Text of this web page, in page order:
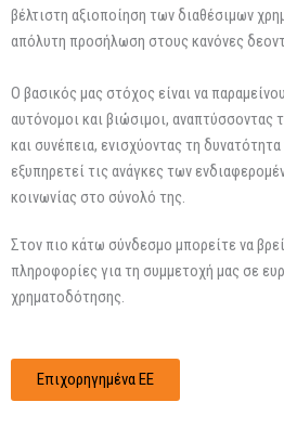
βέλτιστη αξιοποίηση των διαθέσιμων
απόλυτη προσήλωση στους κανόνες
Ο βασικός μας στόχος είναι να
αυτόνομοι και βιώσιμοι, αναπτύσσοντας
και συνέπεια, ενισχύοντας τη
εξυπηρετεί τις ανάγκες των
κοινωνίας στο σύνολό της.
Στον πιο κάτω σύνδεσμο μπορείτε να
πληροφορίες για τη συμμετοχή μας σε
χρηματοδότησης.
Επιχορηγημένα ΕΕ